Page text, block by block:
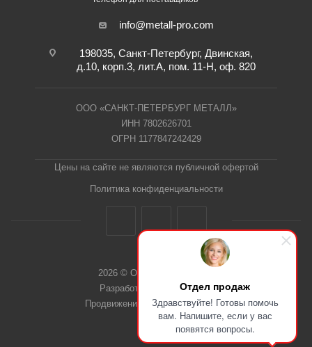
Отдел продаж
Здравствуйте! Готовы помочь
вам. Напишите, если у вас
появятся вопросы.
info@metall-pro.com
198035, Санкт-Петербург, Двинская,
д.10, корп.3, лит.А, пом. 11-Н, оф. 820
ООО «САНКТ-ПЕТЕРБУРГ МЕТАЛЛ»
ИНН 7802626701
ОГРН 1177847242429
Цены на сайте не являются публичной офертой
Политика конфиденциальности
2026 © ООО "СПб Металл"
Разработка сайта Dieztech
Продвижение сайта — Веб-Центр